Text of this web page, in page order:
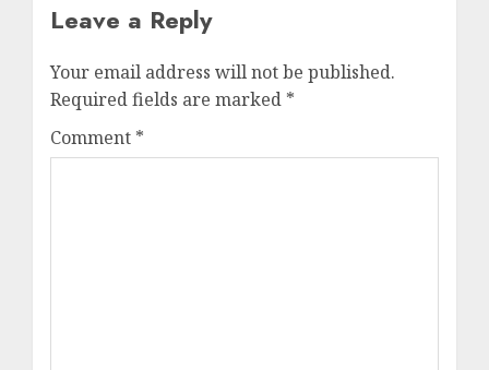
Leave a Reply
Your email address will not be published.
Required fields are marked *
Comment *